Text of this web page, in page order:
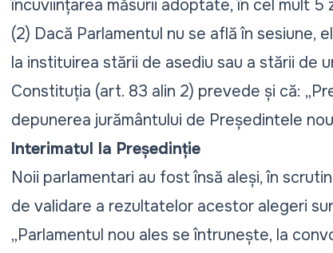
încuviințarea măsurii adoptate, în cel mult 5
(2) Dacă Parlamentul nu se află în
la instituirea stării de asediu sau a stării de
Constituția (art. 83 alin 2) prevede și că:
depunerea jurământului de Președintele
Interimatul la Președinție
Noii parlamentari au fost însă aleși, în
de validare a rezultatelor acestor alegeri
„Parlamentul nou ales se întrunește, la